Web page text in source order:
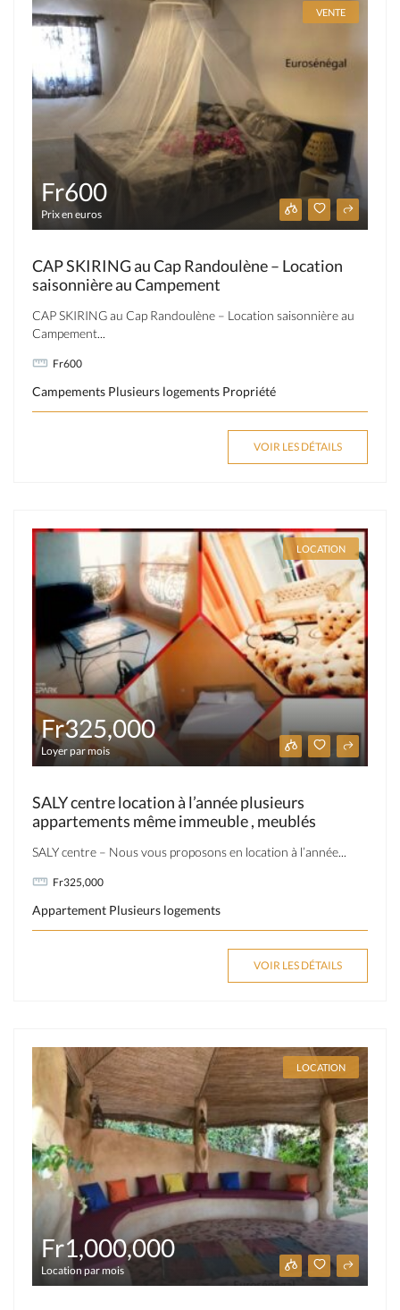
VENTE
Fr600
Prix en euros
CAP SKIRING au Cap Randoulène – Location
saisonnière au Campement
CAP SKIRING au Cap Randoulène – Location saisonnière au
Campement...
Fr600
Campements Plusieurs logements Propriété
VOIR LES DÉTAILS
LOCATION
Fr325,000
Loyer par mois
SALY centre location à l’année plusieurs
appartements même immeuble , meublés
SALY centre – Nous vous proposons en location à l’année...
Fr325,000
Appartement Plusieurs logements
VOIR LES DÉTAILS
LOCATION
Fr1,000,000
Location par mois